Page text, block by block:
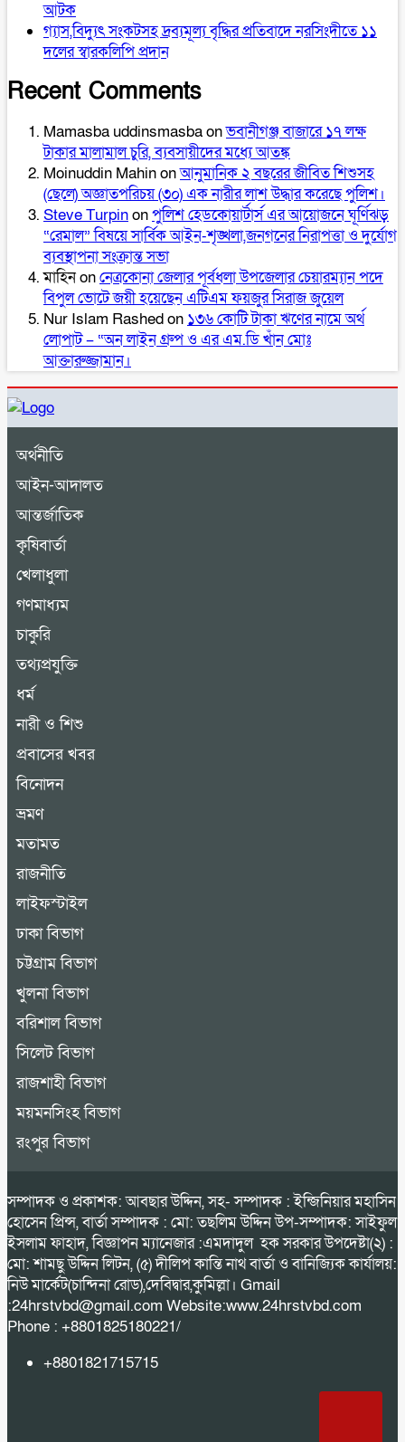
আটক
গ্যাস,বিদ্যুৎ সংকটসহ দ্রব্যমূল্য বৃদ্ধির প্রতিবাদে নরসিংদীতে ১১
দলের স্বারকলিপি প্রদান
Recent Comments
Mamasba uddinsmasbaonভবানীগঞ্জ বাজারে ১৭ লক্ষ
টাকার মালামাল চুরি, ব্যবসায়ীদের মধ্যে আতঙ্ক
Moinuddin Mahinonআনুমানিক ২ বছরের জীবিত শিশুসহ
(ছেলে) অজ্ঞাতপরিচয় (৩০) এক নারীর লাশ উদ্ধার করেছে পুলিশ।
Steve Turpinonপুলিশ হেডকোয়ার্টার্স এর আয়োজনে ঘূর্ণিঝড়
“রেমাল” বিষয়ে সার্বিক আইন-শৃঙ্খলা,জনগনের নিরাপত্তা ও দুর্যোগ
ব্যবস্থাপনা সংক্রান্ত সভা
মাহিনonনেত্রকোনা জেলার পূর্বধলা উপজেলার চেয়ারম্যান পদে
বিপুল ভোটে জয়ী হয়েছেন এটিএম ফয়জুর সিরাজ জুয়েল
Nur Islam Rashedon ১৩৬ কোটি টাকা ঋণের নামে অর্থ
লোপাট – “অন লাইন গ্রুপ ও এর এম.ডি খাঁন মোঃ
আক্তারুজ্জামান।
অর্থনীতি
আইন-আদালত
আন্তর্জাতিক
কৃষিবার্তা
খেলাধুলা
গণমাধ্যম
চাকুরি
তথ্যপ্রযুক্তি
ধর্ম
নারী ও শিশু
প্রবাসের খবর
বিনোদন
ভ্রমণ
মতামত
রাজনীতি
লাইফস্টাইল
ঢাকা বিভাগ
চট্টগ্রাম বিভাগ
খুলনা বিভাগ
বরিশাল বিভাগ
সিলেট বিভাগ
রাজশাহী বিভাগ
ময়মনসিংহ বিভাগ
রংপুর বিভাগ
সম্পাদক ও প্রকাশক: আবছার উদ্দিন, সহ- সম্পাদক : ইন্জিনিয়ার মহাসিন
হোসেন প্রিন্স, বার্তা সম্পাদক : মো: তছলিম উদ্দিন উপ-সম্পাদক: সাইফুল
ইসলাম ফাহাদ, বিজ্ঞাপন ম্যানেজার :এমদাদুল হক সরকার উপদেষ্টা(২) :
মো: শামছু উদ্দিন লিটন, (৫) দীলিপ কান্তি নাথ বার্তা ও বানিজ্যিক কার্যালয়:
নিউ মার্কেট(চান্দিনা রোড),দেবিদ্বার,কুমিল্লা। Gmail
:24hrstvbd@gmail.com Website:www.24hrstvbd.com
Phone : +8801825180221/
+8801821715715